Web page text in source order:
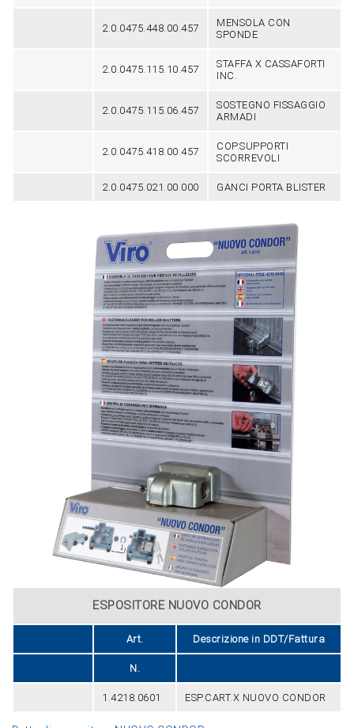
2.0.0475.448.00.457
MENSOLA CON
SPONDE
2.0.0475.115.10.457
STAFFA X CASSAFORTI
INC.
2.0.0475.115.06.457
SOSTEGNO FISSAGGIO
ARMADI
2.0.0475.418.00.457
COP.SUPPORTI
SCORREVOLI
2.0.0475.021.00.000 GANCI PORTA BLISTER
ESPOSITORE NUOVO CONDOR
Art. Descrizione in DDT/Fattura
N.
1.4218.0601 ESP.CART.X NUOVO CONDOR